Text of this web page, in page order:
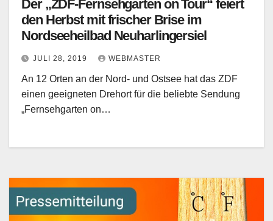
Der „ZDF-Fernsehgarten on Tour“ feiert
den Herbst mit frischer Brise im
Nordseeheilbad Neuharlingersiel
JULI 28, 2019 WEBMASTER
An 12 Orten an der Nord- und Ostsee hat das ZDF
einen geeigneten Drehort für die beliebte Sendung
„Fernsehgarten on…